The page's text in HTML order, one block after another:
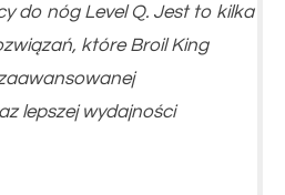
do nóg Level Q. Jest to kilka
które Broil King
lepszej wydajności